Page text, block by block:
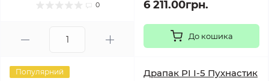
0 6 211.00грн.
До кошика
Популярний
Драпак PI І-5 Пухнастик